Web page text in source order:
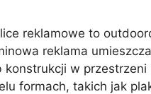
reklamowe to
reklama
w przestrzeni
formach, takich jak